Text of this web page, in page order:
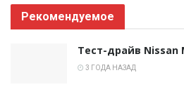
Рекомендуемое
Тест-драйв Nissan
3 ГОДА НАЗАД